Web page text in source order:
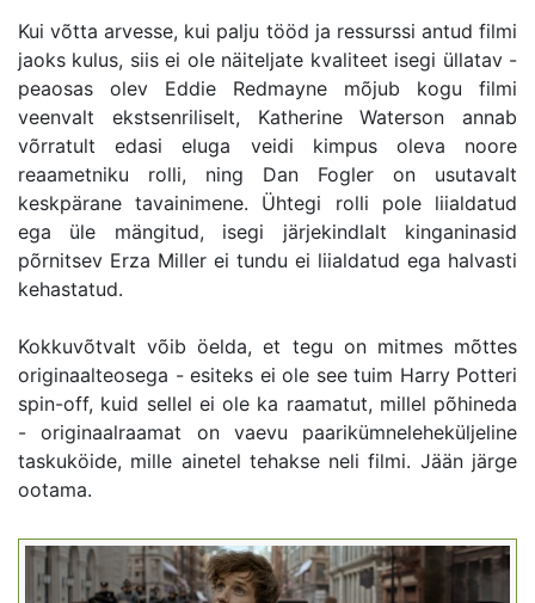
Kui võtta arvesse, kui palju tööd ja ressurssi antud filmi
jaoks kulus, siis ei ole näiteljate kvaliteet isegi üllatav -
peaosas olev Eddie Redmayne mõjub kogu filmi
veenvalt ekstsenriliselt, Katherine Waterson annab
võrratult edasi eluga veidi kimpus oleva noore
reaametniku rolli, ning Dan Fogler on usutavalt
keskpärane tavainimene. Ühtegi rolli pole liialdatud
ega üle mängitud, isegi järjekindlalt kinganinasid
põrnitsev Erza Miller ei tundu ei liialdatud ega halvasti
kehastatud.
Kokkuvõtvalt võib öelda, et tegu on mitmes mõttes
originaalteosega - esiteks ei ole see tuim Harry Potteri
spin-off, kuid sellel ei ole ka raamatut, millel põhineda
- originaalraamat on vaevu paarikümneleheküljeline
taskuköide, mille ainetel tehakse neli filmi. Jään järge
ootama.